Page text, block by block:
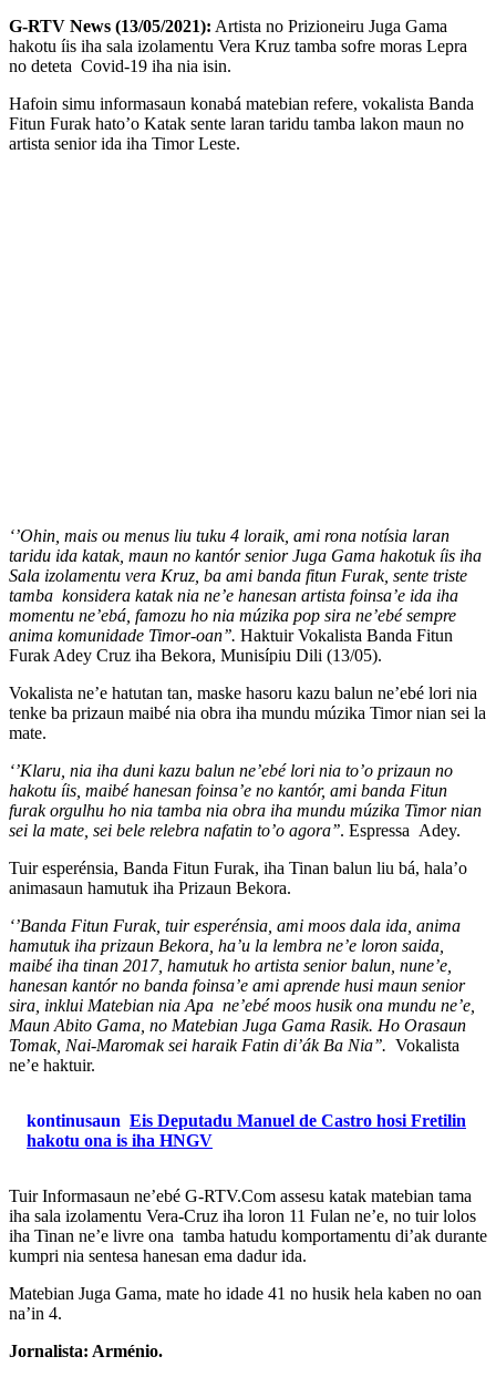
G-RTV News (13/05/2021): Artista no Prizioneiru Juga Gama
hakotu íis iha sala izolamentu Vera Kruz tamba sofre moras Lepra
no deteta Covid-19 iha nia isin.
Hafoin simu informasaun konabá matebian refere, vokalista Banda
Fitun Furak hato’o Katak sente laran taridu tamba lakon maun no
artista senior ida iha Timor Leste.
‘’Ohin, mais ou menus liu tuku 4 loraik, ami rona notísia laran
taridu ida katak, maun no kantór senior Juga Gama hakotuk íis iha
Sala izolamentu vera Kruz, ba ami banda fitun Furak, sente triste
tamba konsidera katak nia ne’e hanesan artista foinsa’e ida iha
momentu ne’ebá, famozu ho nia múzika pop sira ne’ebé sempre
anima komunidade Timor-oan’’. Haktuir Vokalista Banda Fitun
Furak Adey Cruz iha Bekora, Munisípiu Dili (13/05).
Vokalista ne’e hatutan tan, maske hasoru kazu balun ne’ebé lori nia
tenke ba prizaun maibé nia obra iha mundu múzika Timor nian sei la
mate.
‘’Klaru, nia iha duni kazu balun ne’ebé lori nia to’o prizaun no
hakotu íis, maibé hanesan foinsa’e no kantór, ami banda Fitun
furak orgulhu ho nia tamba nia obra iha mundu múzika Timor nian
sei la mate, sei bele relebra nafatin to’o agora’’. Espressa Adey.
Tuir esperénsia, Banda Fitun Furak, iha Tinan balun liu bá, hala’o
animasaun hamutuk iha Prizaun Bekora.
‘’Banda Fitun Furak, tuir esperénsia, ami moos dala ida, anima
hamutuk iha prizaun Bekora, ha’u la lembra ne’e loron saida,
maibé iha tinan 2017, hamutuk ho artista senior balun, nune’e,
hanesan kantór no banda foinsa’e ami aprende husi maun senior
sira, inklui Matebian nia Apa ne’ebé moos husik ona mundu ne’e,
Maun Abito Gama, no Matebian Juga Gama Rasik. Ho Orasaun
Tomak, Nai-Maromak sei haraik Fatin di’ák Ba Nia’’. Vokalista
ne’e haktuir.
kontinusaun Eis Deputadu Manuel de Castro hosi Fretilin
hakotu ona is iha HNGV
Tuir Informasaun ne’ebé G-RTV.Com assesu katak matebian tama
iha sala izolamentu Vera-Cruz iha loron 11 Fulan ne’e, no tuir lolos
iha Tinan ne’e livre ona tamba hatudu komportamentu di’ak durante
kumpri nia sentesa hanesan ema dadur ida.
Matebian Juga Gama, mate ho idade 41 no husik hela kaben no oan
na’in 4.
Jornalista: Arménio.